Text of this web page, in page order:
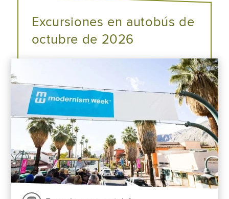
Excursiones en autobús de
octubre de 2026